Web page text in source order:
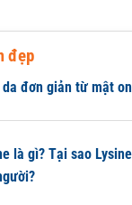
đẹp
đơn giản từ mật
là gì? Tại sao